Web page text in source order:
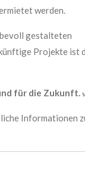
werden.
gestalteten
Projekte ist
für die Zukunft.
Informationen